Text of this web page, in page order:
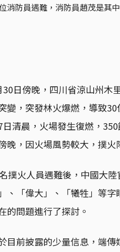
消防員遇難，消防員趙茂是其
30日傍晚，四川省涼山州木
變，突發林火爆燃，導致
日清晨，火場發生復燃，
晚，因火場風勢較大，撲火
撲火人員遇難後，中國大
、「偉大」、「犧牲」等
的問題進行了探討。
目前披露的少量信息，端